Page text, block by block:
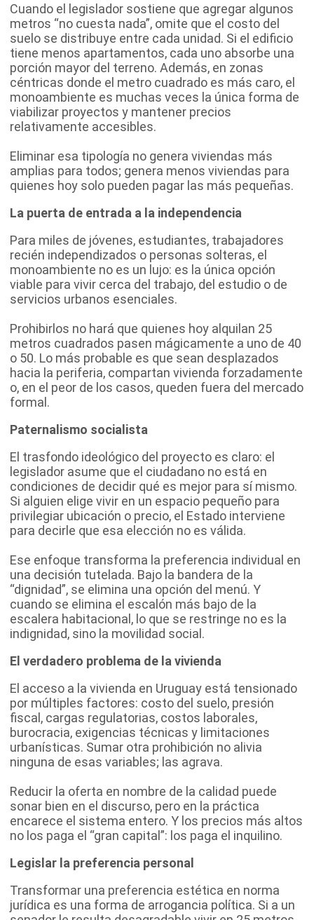
Cuando el legislador sostiene que agregar algunos
metros “no cuesta nada”, omite que el costo del
suelo se distribuye entre cada unidad. Si el edificio
tiene menos apartamentos, cada uno absorbe una
porción mayor del terreno. Además, en zonas
céntricas donde el metro cuadrado es más caro, el
monoambiente es muchas veces la única forma de
viabilizar proyectos y mantener precios
relativamente accesibles.
Eliminar esa tipología no genera viviendas más
amplias para todos; genera menos viviendas para
quienes hoy solo pueden pagar las más pequeñas.
La puerta de entrada a la independencia
Para miles de jóvenes, estudiantes, trabajadores
recién independizados o personas solteras, el
monoambiente no es un lujo: es la única opción
viable para vivir cerca del trabajo, del estudio o de
servicios urbanos esenciales.
Prohibirlos no hará que quienes hoy alquilan 25
metros cuadrados pasen mágicamente a uno de 40
o 50. Lo más probable es que sean desplazados
hacia la periferia, compartan vivienda forzadamente
o, en el peor de los casos, queden fuera del mercado
formal.
Paternalismo socialista
El trasfondo ideológico del proyecto es claro: el
legislador asume que el ciudadano no está en
condiciones de decidir qué es mejor para sí mismo.
Si alguien elige vivir en un espacio pequeño para
privilegiar ubicación o precio, el Estado interviene
para decirle que esa elección no es válida.
Ese enfoque transforma la preferencia individual en
una decisión tutelada. Bajo la bandera de la
“dignidad”, se elimina una opción del menú. Y
cuando se elimina el escalón más bajo de la
escalera habitacional, lo que se restringe no es la
indignidad, sino la movilidad social.
El verdadero problema de la vivienda
El acceso a la vivienda en Uruguay está tensionado
por múltiples factores: costo del suelo, presión
fiscal, cargas regulatorias, costos laborales,
burocracia, exigencias técnicas y limitaciones
urbanísticas. Sumar otra prohibición no alivia
ninguna de esas variables; las agrava.
Reducir la oferta en nombre de la calidad puede
sonar bien en el discurso, pero en la práctica
encarece el sistema entero. Y los precios más altos
no los paga el “gran capital”: los paga el inquilino.
Legislar la preferencia personal
Transformar una preferencia estética en norma
jurídica es una forma de arrogancia política. Si a un